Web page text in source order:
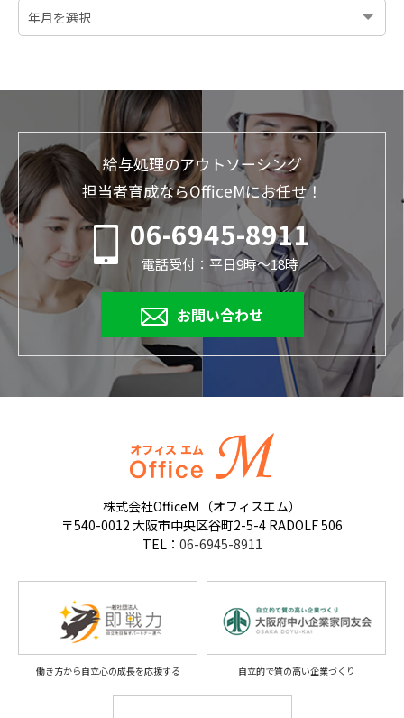
給与処理のアウトソーシング
担当者育成ならOfficeMにお任せ！
06-6945-8911
電話受付：平日9時～18時
お問い合わせ
株式会社OfficeＭ（オフィスエム）
〒540-0012 大阪市中央区谷町2-5-4 RADOLF 506
TEL： 06-6945-8911
働き方から自立心の成長を応援する 自立的で質の高い企業づくり